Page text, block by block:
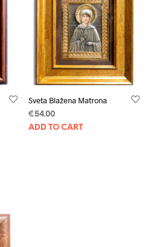
Sveta Blažena Matrona
€54.00
ADD TO CART